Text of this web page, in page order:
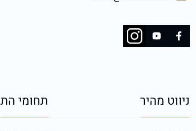
ניווט מהיר תחומי